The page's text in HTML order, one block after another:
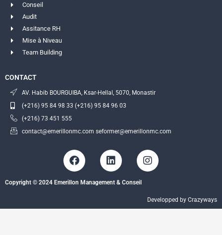
Conseil
Audit
Assitance RH
Mise à Niveau
Team Building
CONTACT
AV. Habib BOURGUIBA, Ksar-Hellal, 5070, Monastir
(+216) 95 84 98 33 (+216) 95 84 96 03
(+216) 73 451 555
contact@emerillonmc.com seformer@emerillonmc.com
F
a
e
o
L
i
k
d
I
n
a
g
Copyright © 2024 Emerillon Management & Conseil
Developped by Crazyways